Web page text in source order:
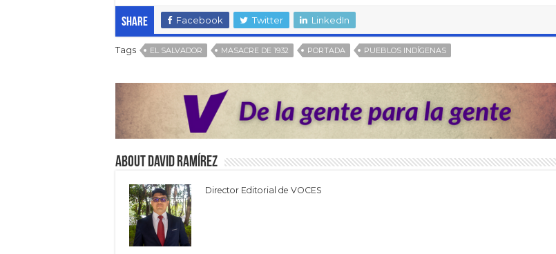
Share Facebook Twitter LinkedIn
Tags EL SALVADOR MASACRE DE 1932 PORTADA PUEBLOS INDÍGENAS
About David Ramírez
Director Editorial de VOCES